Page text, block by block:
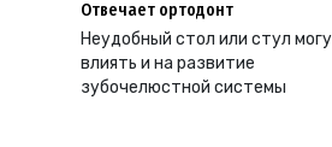
Отвечает ортодонт
Неудобный стол или стул
влиять и на развитие
зубочелюстной системы